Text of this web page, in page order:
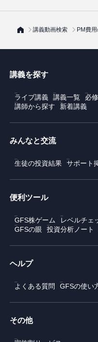
講義動画検索 PM費
講義を探す
ライブ講義 講義一覧 必
講師から探す
新着講義
みんなと交流
生徒の投資結果 サポート
便利ツール
GFS株ゲーム レベルチェ
GFSの眼
投資分析ノート
ヘルプ
よくある質問 GFSの使い
その他